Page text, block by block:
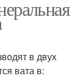
в двух
вата в: